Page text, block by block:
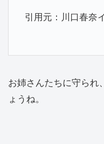
引用元：川口春奈
お姉さんたちに守られ
ょうね。